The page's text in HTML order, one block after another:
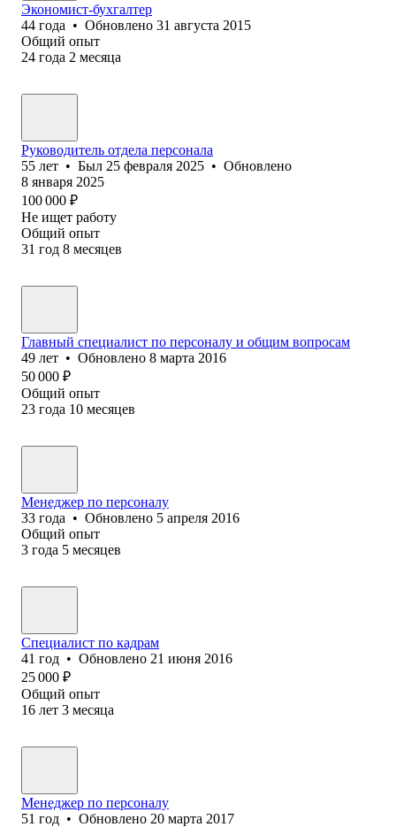
Экономист-бухгалтер
44 года • Обновлено 31 августа 2015
Общий опыт
24 года 2 месяца
Руководитель отдела персонала
55 лет • Был 25 февраля 2025 • Обновлено
8 января 2025
100 000 ₽
Не ищет работу
Общий опыт
31 год 8 месяцев
Главный специалист по персоналу и общим вопросам
49 лет • Обновлено 8 марта 2016
50 000 ₽
Общий опыт
23 года 10 месяцев
Менеджер по персоналу
33 года • Обновлено 5 апреля 2016
Общий опыт
3 года 5 месяцев
Специалист по кадрам
41 год • Обновлено 21 июня 2016
25 000 ₽
Общий опыт
16 лет 3 месяца
Менеджер по персоналу
51 год • Обновлено 20 марта 2017